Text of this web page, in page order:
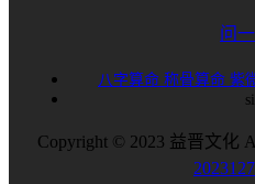
问
八字算命 称骨算命 紫
Copyright © 2023 益晋文化